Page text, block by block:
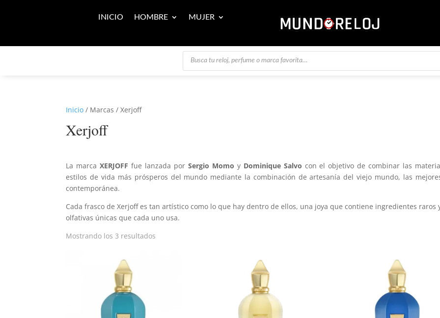
INICIO HOMBRE MUJER
Búsqueda
productos
Inicio / Marcas / Xerjoff
Xerjoff
La marcaXERJOFF fue lanzada por Sergio Momo y Dominique Salvo con el objetivo de combinar las
estilos de vida más prósperos del mundo mediante la combinación de artesanía del viejo mundo, las
contemporánea.
Cada frasco de Xerjoff es tan artístico como lo que hay dentro de ellos, una joya que contiene ingredientes
olfativas únicas que cada uno usa.
Mostrando los 3 resultados